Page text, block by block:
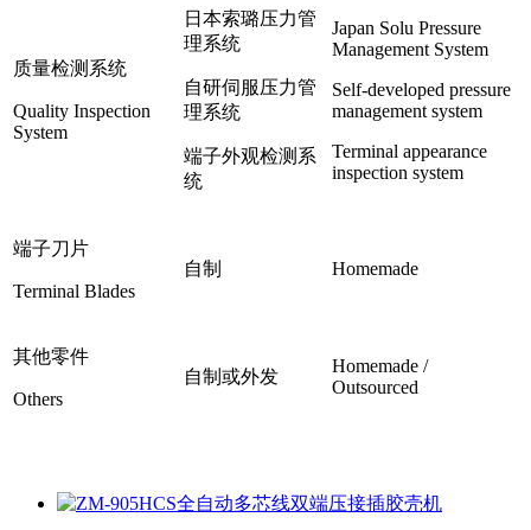
质量检测系统
Quality Inspection
System
日本索璐压力管
理系统
自研伺服压力管
理系统
端子外观检测系
统
Japan Solu Pressure
Management System
Self-developed pressure
management system
Terminal appearance
inspection system
端子刀片
Terminal Blades
自制 Homemade
其他零件
Others
自制或外发
Homemade /
Outsourced